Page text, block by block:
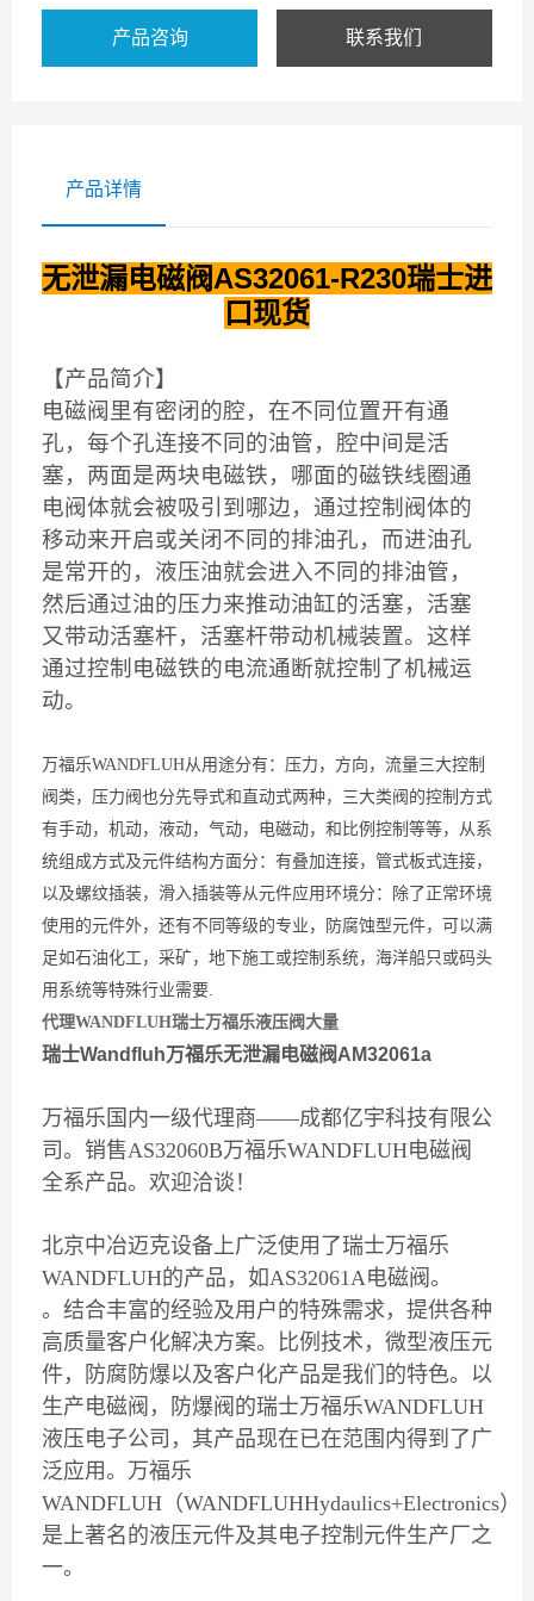
产品咨询 联系我们
产品详情
无泄漏电磁阀AS32061-R230瑞士进
口现货
【产品简介】
电磁阀里有密闭的腔，在不同位置开有通
孔，每个孔连接不同的油管，腔中间是活
塞，两面是两块电磁铁，哪面的磁铁线圈通
电阀体就会被吸引到哪边，通过控制阀体的
移动来开启或关闭不同的排油孔，而进油孔
是常开的，液压油就会进入不同的排油管，
然后通过油的压力来推动油缸的活塞，活塞
又带动活塞杆，活塞杆带动机械装置。这样
通过控制电磁铁的电流通断就控制了机械运
动。
万福乐WANDFLUH从用途分有：压力，方向，流量三大控制
阀类，压力阀也分先导式和直动式两种，三大类阀的控制方式
有手动，机动，液动，气动，电磁动，和比例控制等等，从系
统组成方式及元件结构方面分：有叠加连接，管式板式连接，
以及螺纹插装，滑入插装等从元件应用环境分：除了正常环境
使用的元件外，还有不同等级的专业，防腐蚀型元件，可以满
足如石油化工，采矿，地下施工或控制系统，海洋船只或码头
用系统等特殊行业需要.
代理WANDFLUH瑞士万福乐液压阀大量
瑞士Wandfluh万福乐无泄漏电磁阀AM32061a
万福乐国内一级代理商——成都亿宇科技有限公
司。销售AS32060B万福乐WANDFLUH电磁阀
全系产品。欢迎洽谈！
北京中冶迈克设备上广泛使用了瑞士万福乐
WANDFLUH的产品，如AS32061A电磁阀。
。结合丰富的经验及用户的特殊需求，提供各种
高质量客户化解决方案。比例技术，微型液压元
件，防腐防爆以及客户化产品是我们的特色。以
生产电磁阀，防爆阀的瑞士万福乐WANDFLUH
液压电子公司，其产品现在已在范围内得到了广
泛应用。万福乐
WANDFLUH（WANDFLUHHydaulics+Electronics）
是上著名的液压元件及其电子控制元件生产厂之
一。